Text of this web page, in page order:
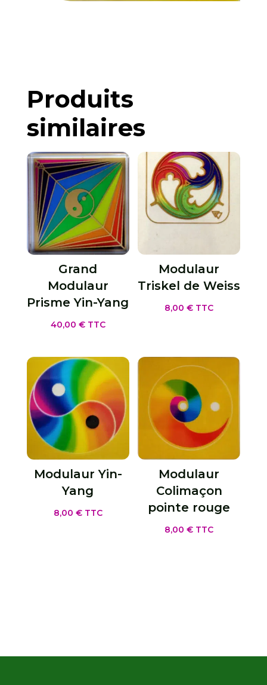
Produits
similaires
Grand
Modulaur
Prisme Yin-Yang
40,00 € TTC
Modulaur
Triskel de Weiss
8,00€ TTC
Modulaur Yin-
Yang
8,00 € TTC
Modulaur
Colimaçon
pointe rouge
8,00€ TTC